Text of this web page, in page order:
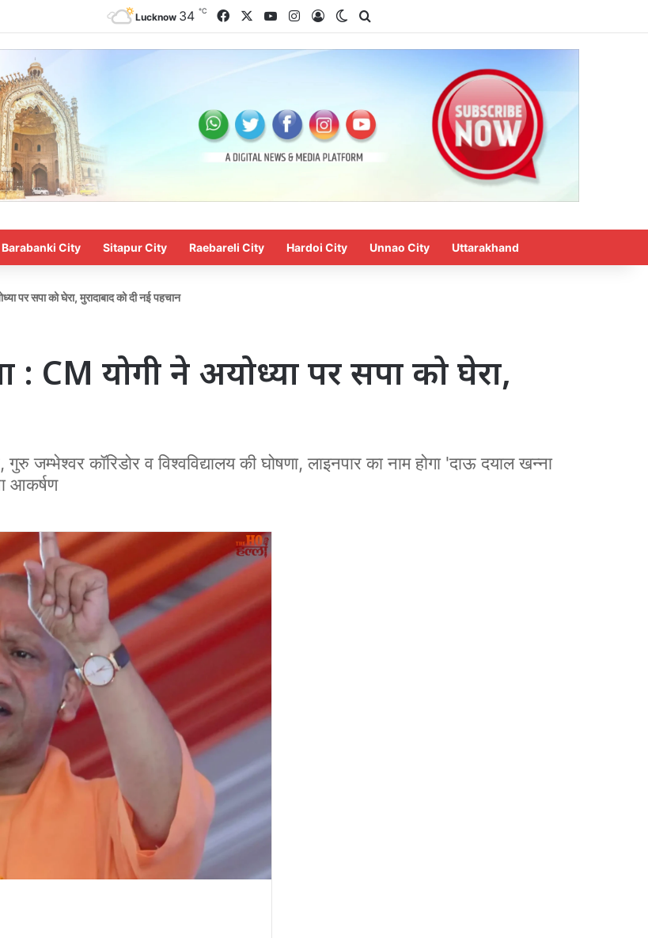
Lucknow 34 ℃ FacebookYouTubeInstagram
Log InSwitch skin
Barabanki City Sitapur City Raebareli City Hardoi City Unnao City Uttarakhand
पर सपा को घेरा, मुरादाबाद को दी नई पहचान
: CM योगी ने अयोध्या पर सपा को घेरा,
जम्भेश्वर कॉरिडोर व विश्वविद्यालय की घोषणा, लाइनपार का नाम होगा 'दाऊ दयाल खन्ना
आकर्षण